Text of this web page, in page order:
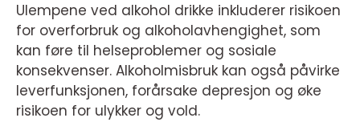
Ulempene ved alkohol drikke inkluderer risikoen
for overforbruk og alkoholavhengighet, som
kan føre til helseproblemer og sosiale
konsekvenser. Alkoholmisbruk kan også påvirke
leverfunksjonen, forårsake depresjon og øke
risikoen for ulykker og vold.